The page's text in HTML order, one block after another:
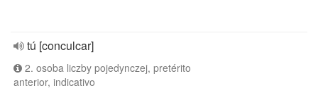
tú [conculcar]
2. osoba liczby pojedynczej, pretérito
anterior, indicativo